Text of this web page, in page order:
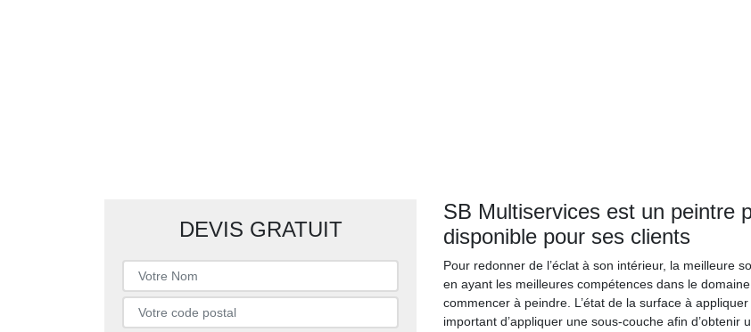
DEVIS GRATUIT
SB Multiservices est un peintre
disponible pour ses clients
Pour redonner de l’éclat à son intérieur, la meilleure
en ayant les meilleures compétences dans le
commencer à peindre. L’état de la surface à
important d’appliquer une sous-couche afin